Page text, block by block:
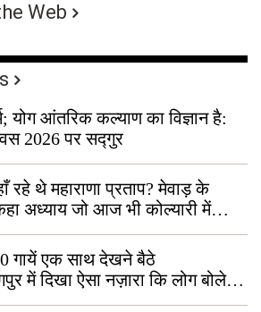
Web
योग आंतरिक कल्याण का विज्ञान है:
2026 पर सद्गुर
रहे थे महाराणा प्रताप? मेवाड़ के
अध्याय जो आज भी कोल्यारी में
गायें एक साथ देखने बैठे
में दिखा ऐसा नज़ारा कि लोग बोले,
कर सकते हैं”